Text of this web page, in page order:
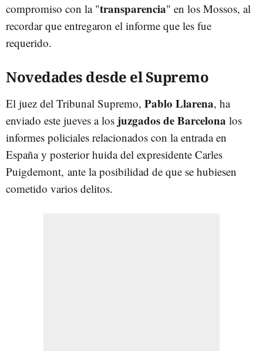
compromiso con la "transparencia" en los Mossos, al
recordar que entregaron el informe que les fue
requerido.
Novedades desde el Supremo
El juez del Tribunal Supremo, Pablo Llarena, ha
enviado este jueves a los juzgados de Barcelona los
informes policiales relacionados con la entrada en
España y posterior huida del expresidente Carles
Puigdemont, ante la posibilidad de que se hubiesen
cometido varios delitos.